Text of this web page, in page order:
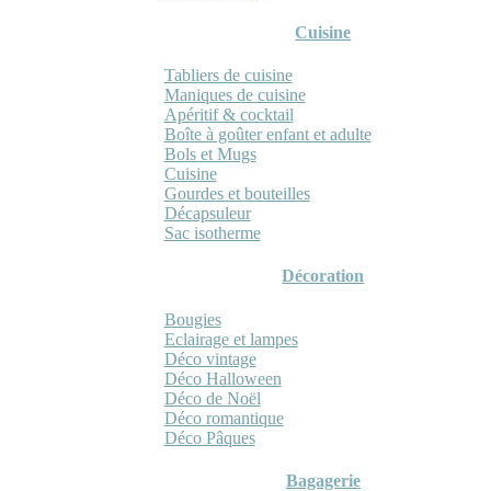
Cuisine
Tabliers de cuisine
Maniques de cuisine
Apéritif & cocktail
Boîte à goûter enfant et adulte
Bols et Mugs
Cuisine
Gourdes et bouteilles
Décapsuleur
Sac isotherme
Décoration
Bougies
Eclairage et lampes
Déco vintage
Déco Halloween
Déco de Noël
Déco romantique
Déco Pâques
Bagagerie